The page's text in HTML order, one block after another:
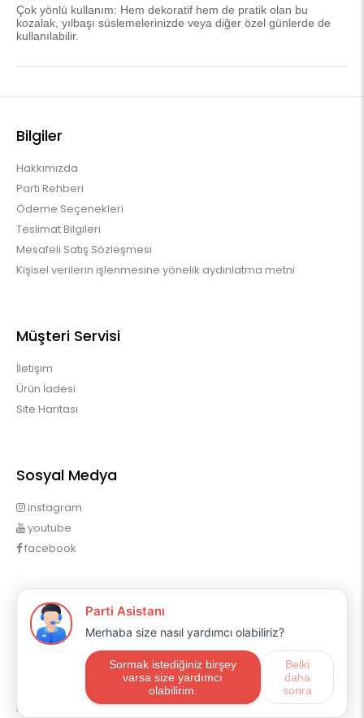
Çok yönlü kullanım: Hem dekoratif hem de pratik olan bu
kozalak, yılbaşı süslemelerinizde veya diğer özel günlerde de
kullanılabilir.
Bilgiler
Hakkımızda
Parti Rehberi
Ödeme Seçenekleri
Teslimat Bilgileri
Mesafeli Satış Sözleşmesi
Kişisel verilerin işlenmesine yönelik aydınlatma metni
Müşteri Servisi
İletişim
Ürün İadesi
Site Haritası
Sosyal Medya
instagram
youtube
facebook
Profilim
Profilim
Sipariş Geçmişim
Alışveriş Listem
Mail Aboneliği